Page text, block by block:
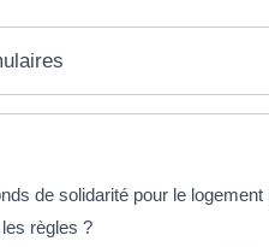
de solidarité pour le logement
règles ?